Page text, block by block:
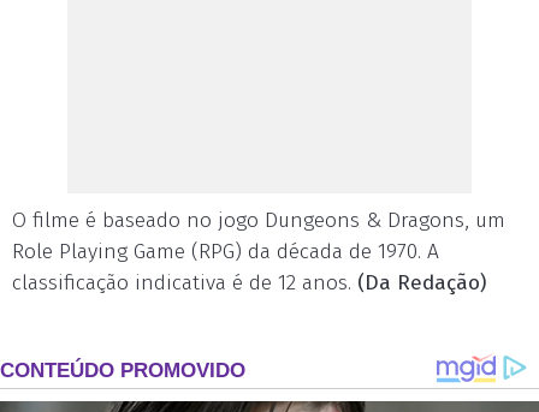
O filme é baseado no jogo Dungeons & Dragons, um
Role Playing Game (RPG) da década de 1970. A
classificação indicativa é de 12 anos. (Da Redação)